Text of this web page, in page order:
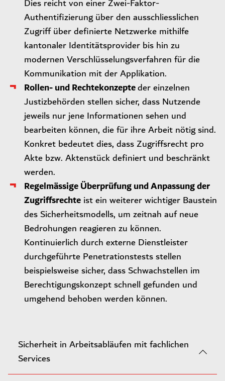
Dies reicht von einer Zwei-Faktor-
Authentifizierung über den ausschliesslichen
Zugriff über definierte Netzwerke mithilfe
kantonaler Identitätsprovider bis hin zu
modernen Verschlüsselungsverfahren für die
Kommunikation mit der Applikation.
Rollen- und Rechtekonzepteder einzelnen
Justizbehörden stellen sicher, dass Nutzende
jeweils nur jene Informationen sehen und
bearbeiten können, die für ihre Arbeit nötig sind.
Konkret bedeutet dies, dass Zugriffsrecht pro
Akte bzw. Aktenstück definiert und beschränkt
werden.
Regelmässige Überprüfung und Anpassung der
Zugriffsrechteist ein weiterer wichtiger Baustein
des Sicherheitsmodells, um zeitnah auf neue
Bedrohungen reagieren zu können.
Kontinuierlich durch externe Dienstleister
durchgeführte Penetrationstests stellen
beispielsweise sicher, dass Schwachstellen im
Berechtigungskonzept schnell gefunden und
umgehend behoben werden können.
Sicherheit in Arbeitsabläufen mit fachlichen
Services